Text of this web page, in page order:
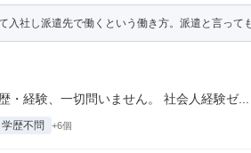
入社し派遣先で働くという働き方。派遣と言って
・経験、一切問いません。 社会人経験ゼ...
学歴不問 +6個